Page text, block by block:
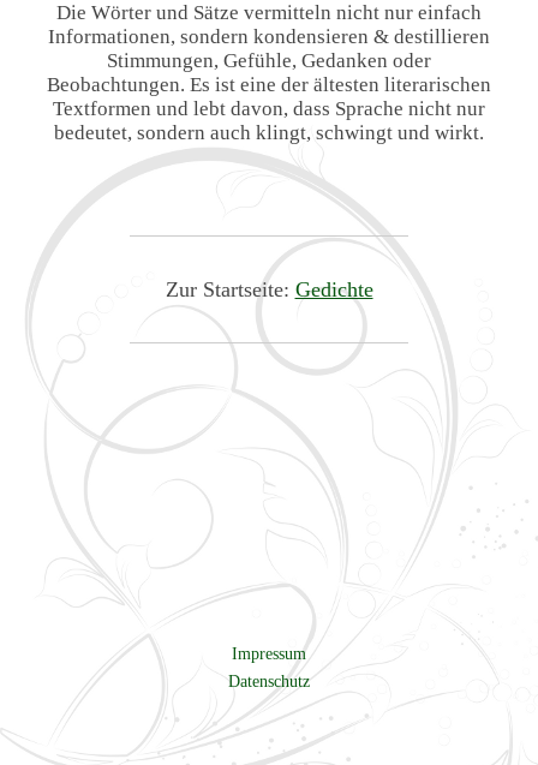
Die Wörter und Sätze vermitteln nicht nur einfach
Informationen, sondern kondensieren & destillieren
Stimmungen, Gefühle, Gedanken oder
Beobachtungen. Es ist eine der ältesten literarischen
Textformen und lebt davon, dass Sprache nicht nur
bedeutet, sondern auch klingt, schwingt und wirkt.
Zur Startseite: Gedichte
Impressum
Datenschutz